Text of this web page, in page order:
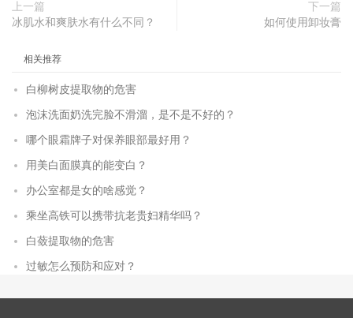
上一篇
冰肌水和爽肤水有什么不同？
下一篇
如何使用卸妆膏
相关推荐
白柳树皮提取物的危害
泡沫洗面奶洗完脸不滑溜，是不是不好的？
哪个眼霜牌子对保养眼部最好用？
用美白面膜真的能变白？
办公室都是女的啥感觉？
乘坐高铁可以携带抗老贵妇精华吗？
白蔹提取物的危害
过敏怎么预防和应对？